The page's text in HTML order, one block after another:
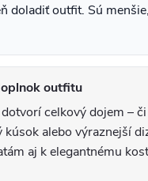
doladiť outfit. Sú
outfitu
celkový dojem –
alebo výraznejší
aj k elegantnému